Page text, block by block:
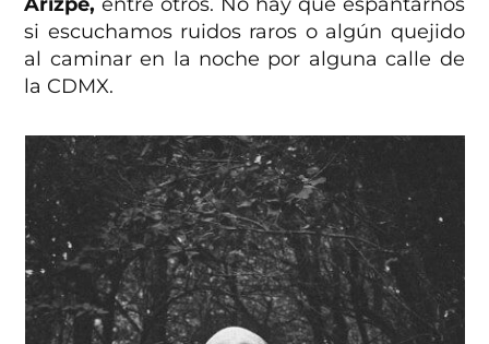
si escuchamos ruidos raros o algún quejido
al caminar en la noche por alguna calle de
la CDMX.